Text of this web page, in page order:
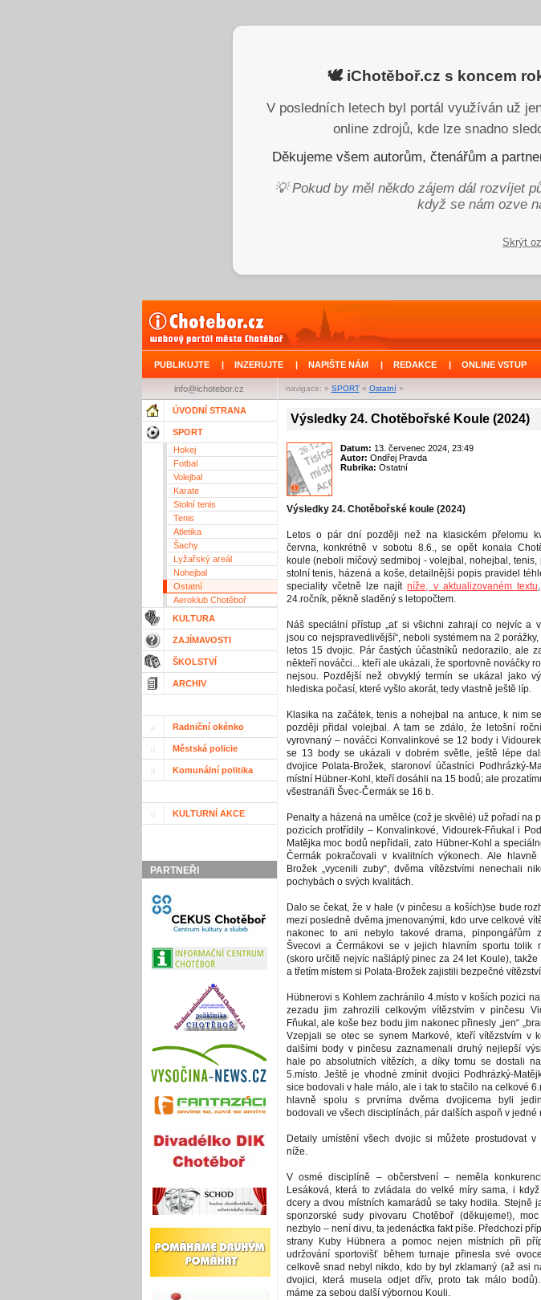
🕊️ iChotěboř.cz s koncem
V posledních letech byl portál využíván už
online zdrojů, kde lze snadno
Děkujeme všem autorům, čtenářům a
💡 Pokud by měl někdo zájem dál rozvíjet
když se nám ozve
Skrýt
PUBLIKUJTE | INZERUJTE | NAPIŠTE NÁM | REDAKCE | ONLINE VSTUP
navigace: » SPORT» Ostatní»
info@ichotebor.cz
ÚVODNÍ STRANA
SPORT
Hokej
Fotbal
Volejbal
Karate
Stolní tenis
Tenis
Atletika
Šachy
Lyžařský areál
Nohejbal
Ostatní
Aeroklub Chotěboř
KULTURA
ZAJÍMAVOSTI
ŠKOLSTVÍ
ARCHIV
Radniční okénko
Městská policie
Komunální politika
KULTURNÍ AKCE
PARTNEŘI
Výsledky 24. Chotěbořské Koule (2024)
Datum: 13. červenec 2024, 23:49
Autor: Ondřej Pravda
Rubrika: Ostatní
Výsledky 24. Chotěbořské koule (2024)
Letos o pár dní později než na klasickém přelomu
června, konkrétně v sobotu 8.6., se opět konala
koule (neboli míčový sedmiboj - volejbal, nohejbal, tenis,
stolní tenis, házená a koše, detailnější popis pravidel
speciality včetně lze najítníže, v aktualizovaném textu
24.ročník, pěkně sladěný s letopočtem.
Náš speciální přístup „ať si všichni zahrají co nejvíc a
jsou co nejspravedlivější“, neboli systémem na 2 porážky,
letos 15 dvojic. Pár častých účastníků nedorazilo, ale
někteří nováčci... kteří ale ukázali, že sportovně nováčky
nejsou. Pozdější než obvyklý termín se ukázal jako
hlediska počasí, které vyšlo akorát, tedy vlastně ještě líp.
Klasika na začátek, tenis a nohejbal na antuce, k nim
později přidal volejbal. A tam se zdálo, že letošní
vyrovnaný – nováčci Konvalinkové se 12 body i
se 13 body se ukázali v dobrém světle, ještě lépe
dvojice Polata-Brožek, staronoví účastníci Podhrázký-
místní Hübner-Kohl, kteří dosáhli na 15 bodů; ale
všestranáři Švec-Čermák se 16 b.
Penalty a házená na umělce (což je skvělé) už pořadí na
pozicích protřídily – Konvalinkové, Vidourek-Fňukal i
Matějka moc bodů nepřidali, zato Hübner-Kohl a
Čermák pokračovali v kvalitních výkonech. Ale hlavně
Brožek „vycenili zuby“, dvěma vítězstvími nenechali
pochybách o svých kvalitách.
Dalo se čekat, že v hale (v pinčesu a koších)se bude
mezi posledně dvěma jmenovanými, kdo urve celkové
nakonec to ani nebylo takové drama, pinpongářům
Švecovi a Čermákovi se v jejich hlavním sportu tolik
(skoro určitě nejvíc našláplý pinec za 24 let Koule), takže
a třetím místem si Polata-Brožek zajistili bezpečné
Hübnerovi s Kohlem zachránilo 4.místo v koších pozici
zezadu jim zahrozili celkovým vítězstvím v pinčesu
Fňukal, ale koše bez bodu jim nakonec přinesly „jen“
Vzepjali se otec se synem Markové, kteří vítězstvím v
dalšími body v pinčesu zaznamenali druhý nejlepší
hale po absolutních vítězích, a díky tomu se dostali
5.místo. Ještě je vhodné zmínit dvojici Podhrázký-
sice bodovali v hale málo, ale i tak to stačilo na celkové
hlavně spolu s prvníma dvěma dvojicema byli
bodovali ve všech disciplínách, pár dalších aspoň v jedné
Detaily umístění všech dvojic si můžete prostudovat v
níže.
V osmé disciplíně – občerstvení – neměla
Lesáková, která to zvládala do velké míry sama, i
dcery a dvou místních kamarádů se taky hodila. Stejně
sponzorské sudy pivovaru Chotěboř (děkujeme!),
nezbylo – není divu, ta jedenáctka fakt píše. Předchozí
strany Kuby Hübnera a pomoc nejen místních při
udržování sportovišť během turnaje přinesla své
celkově snad nebyl nikdo, kdo by byl zklamaný (až asi
dvojici, která musela odjet dřív, proto tak málo
máme za sebou další výbornou Kouli.